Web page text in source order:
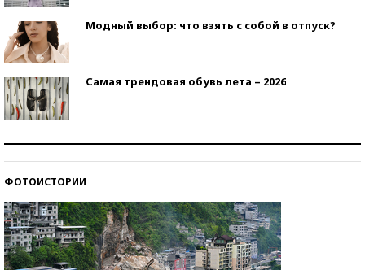
Модный выбор: что взять с собой в отпуск?
Самая трендовая обувь лета – 2026
ФОТОИСТОРИИ